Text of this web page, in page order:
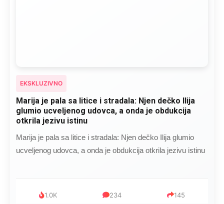
EKSKLUZIVNO
Marija je pala sa litice i stradala: Njen dečko Ilija
glumio ucveljenog udovca, a onda je obdukcija
otkrila jezivu istinu
Marija je pala sa litice i stradala: Njen dečko Ilija glumio
ucveljenog udovca, a onda je obdukcija otkrila jezivu istinu
1.0K 234 145